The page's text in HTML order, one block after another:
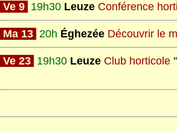
Ve 9 19h30 Leuze Conférence
Ma 13 20h Éghezée Découvrir le
Ve 23 19h30 Leuze Club horticole